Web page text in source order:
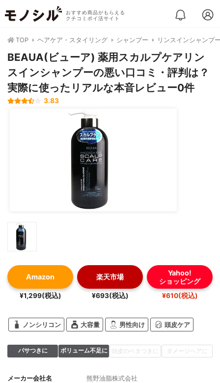
おすすめ商品がもらえる
クチコミポイ活サイト
TOP ヘアケア・スタイリング シャンプー リンスインシャンプ
BEAUA(ビューア) 薬用スカルプケアリン
スインシャンプーの悪い口コミ・評判は？
実際に使ったリアルな本音レビュー0件
3.83
Amazon
¥1,299(税込)
楽天市場
¥693(税込)
Yahoo!
ショッピング
¥610(税込)
ノンシリコン 大容量 男性向け 頭皮ケア
パサつきに ボリューム不足に 頭皮のベタつきに ダメージヘアに
メーカー会社名
熊野油脂株式会社